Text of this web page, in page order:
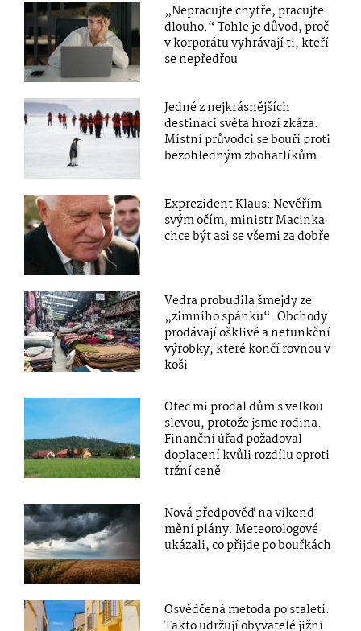
„Nepracujte chytře, pracujte
dlouho.“ Tohle je důvod, proč
v korporátu vyhrávají ti, kteří
se nepředřou
Jedné z nejkrásnějších
destinací světa hrozí zkáza.
Místní průvodci se bouří proti
bezohledným zbohatlíkům
Exprezident Klaus: Nevěřím
svým očím, ministr Macinka
chce být asi se všemi za dobře
Vedra probudila šmejdy ze
„zimního spánku“. Obchody
prodávají ošklivé a nefunkční
výrobky, které končí rovnou v
koši
Otec mi prodal dům s velkou
slevou, protože jsme rodina.
Finanční úřad požadoval
doplacení kvůli rozdílu oproti
tržní ceně
Nová předpověď na víkend
mění plány. Meteorologové
ukázali, co přijde po bouřkách
Osvědčená metoda po staletí:
Takto udržují obyvatelé jižní